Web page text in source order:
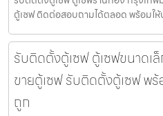
ตู้เซฟ ติดต่อสอบถามได้ตลอด พร้อมให้
รับติดตั้งตู้เซฟ ตู้เซฟขนาดเ
ขายตู้เซฟ รับติดตั้งตู้เซฟ พ
ถูก